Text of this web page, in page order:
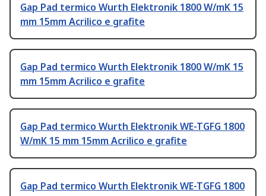
Gap Pad termico Wurth Elektronik 1800 W/mK 15
mm 15mm Acrilico e grafite
Gap Pad termico Wurth Elektronik 1800 W/mK 15
mm 15mm Acrilico e grafite
Gap Pad termico Wurth Elektronik WE-TGFG 1800
W/mK 15 mm 15mm Acrilico e grafite
Gap Pad termico Wurth Elektronik WE-TGFG 1800